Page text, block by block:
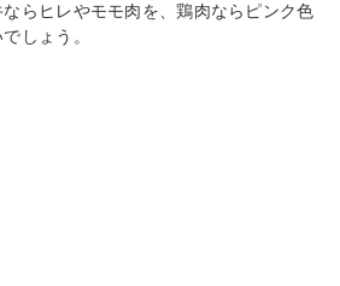
らヒレやモモ肉を、鶏肉ならピンク色
しょう。